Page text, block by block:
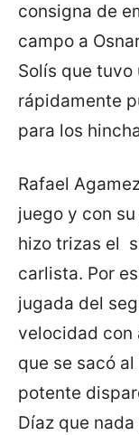
consigna de
campo a
Solís que
rápidamente
para los
Rafael
juego y con
hizo trizas el
carlista. Por
jugada del
velocidad con
que se sacó
potente
Díaz que